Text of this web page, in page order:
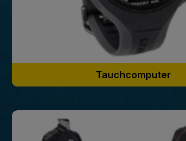
Tauchcomputer